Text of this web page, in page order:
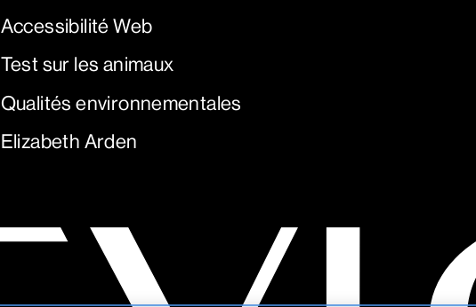
Accessibilité Web
Test sur les animaux
Qualités environnementales
Elizabeth Arden